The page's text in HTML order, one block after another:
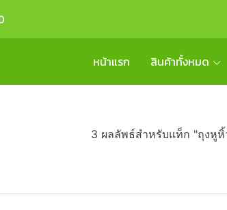
หน้าแรก สินค้าทั้งหมด
3 ผลลัพธ์สำหรับแท็ก "ถุงหูหิ้